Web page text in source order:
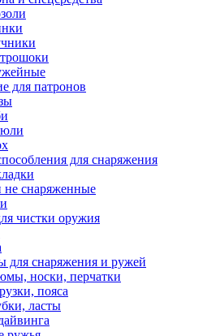
для патронов
для снаряжения
не снаряженные
чистки оружия
для снаряжения и ружей
носки, перчатки
пояса
ласты